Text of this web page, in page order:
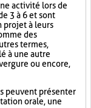
activité lors de
3 à 6 et sont
projet à leurs
des
termes,
à une autre
ou encore,
peuvent présenter
orale, une